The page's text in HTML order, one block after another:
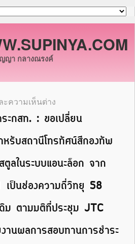
ญา กลางณรงค์
ะความเห็นต่าง
ระกสท. : ขอเปลี่ยน
หรับสถานีโทรทัศน์สีกองทัพ
ในระบบแอนะล็อก จาก
ป็นช่องความถี่วิทยุ 58
ม ตามมติที่ประชุม JTC
านผลการสอบทานการชำระ